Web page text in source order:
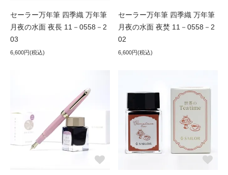
セーラー万年筆 四季織 万年筆
月夜の水面 夜長 11－0558－2
03
6,600円(税込)
セーラー万年筆 四季織 万年筆
月夜の水面 夜焚 11－0558－2
02
6,600円(税込)